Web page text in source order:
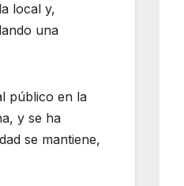
local y,
una
público en la
y se ha
se mantiene,